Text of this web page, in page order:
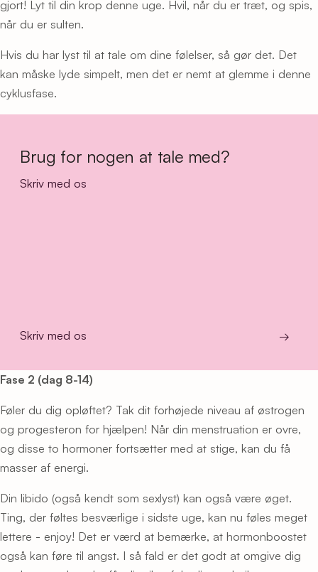
gjort! Lyt til din krop denne uge. Hvil, når du er træt, og spis,
når du er sulten.
Hvis du har lyst til at tale om dine følelser, så gør det. Det
kan måske lyde simpelt, men det er nemt at glemme i denne
cyklusfase.
Brug for nogen at tale med?
Skriv med os
Skriv med os →
Fase 2 (dag 8-14)
Føler du dig opløftet? Tak dit forhøjede niveau af østrogen
og progesteron for hjælpen! Når din menstruation er ovre,
og disse to hormoner fortsætter med at stige, kan du få
masser af energi.
Din libido (også kendt som sexlyst) kan også være øget.
Ting, der føltes besværlige i sidste uge, kan nu føles meget
lettere - enjoy! Det er værd at bemærke, at hormonboostet
også kan føre til angst. I så fald er det godt at omgive dig